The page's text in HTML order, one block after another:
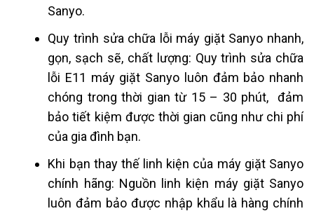
Sanyo.
Quy trình sửa chữa lỗi máy giặt Sanyo nhanh,
gọn, sạch sẽ, chất lượng: Quy trình sửa chữa
lỗi E11 máy giặt Sanyo luôn đảm bảo nhanh
chóng trong thời gian từ 15 – 30 phút, đảm
bảo tiết kiệm được thời gian cũng như chi phí
của gia đình bạn.
Khi bạn thay thế linh kiện của máy giặt Sanyo
chính hãng: Nguồn linh kiện máy giặt Sanyo
luôn đảm bảo được nhập khẩu là hàng chính